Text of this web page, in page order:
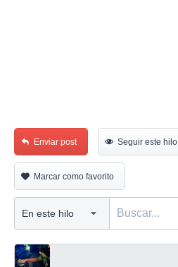
Enviar post Seguir este hilo
Marcar como favorito